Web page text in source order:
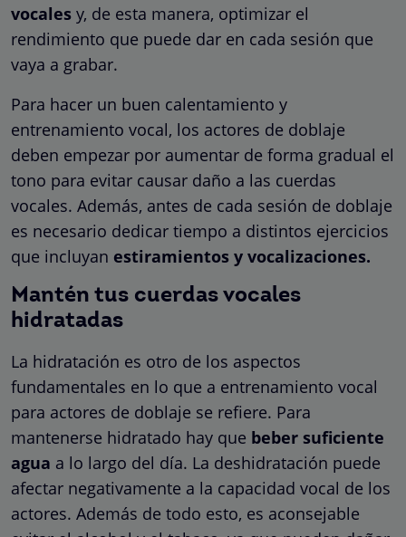
vocales y, de esta manera, optimizar el
rendimiento que puede dar en cada sesión que
vaya a grabar.
Para hacer un buen calentamiento y
entrenamiento vocal, los actores de doblaje
deben empezar por aumentar de forma gradual el
tono para evitar causar daño a las cuerdas
vocales. Además, antes de cada sesión de doblaje
es necesario dedicar tiempo a distintos ejercicios
que incluyan estiramientos y vocalizaciones.
Mantén tus cuerdas vocales
hidratadas
La hidratación es otro de los aspectos
fundamentales en lo que a entrenamiento vocal
para actores de doblaje se refiere. Para
mantenerse hidratado hay que beber suficiente
agua a lo largo del día. La deshidratación puede
afectar negativamente a la capacidad vocal de los
actores. Además de todo esto, es aconsejable